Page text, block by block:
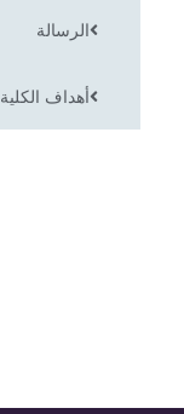
الرسالة
أهداف الكلية